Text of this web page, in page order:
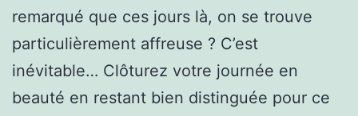
remarqué que ces jours là, on se trouve
particulièrement affreuse ? C’est
inévitable… Clôturez votre journée en
beauté en restant bien distinguée pour ce